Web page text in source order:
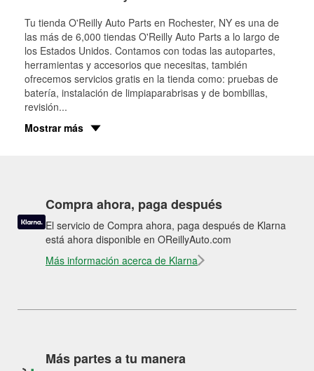
Tu tienda O'Reilly Auto Parts en Rochester, NY es una de
las más de 6,000 tiendas O'Reilly Auto Parts a lo largo de
los Estados Unidos. Contamos con todas las autopartes,
herramientas y accesorios que necesitas, también
ofrecemos servicios gratis en la tienda como: pruebas de
batería, instalación de limpiaparabrisas y de bombillas,
revisión...
Mostrar más
Compra ahora, paga después
El servicio de Compra ahora, paga después de Klarna
está ahora disponible en OReillyAuto.com
Más información acerca de Klarna
Más partes a tu manera